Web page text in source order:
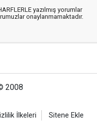
yazılmış yorumlar
onaylanmamaktadır.
2008
İlkeleri Sitene Ekle